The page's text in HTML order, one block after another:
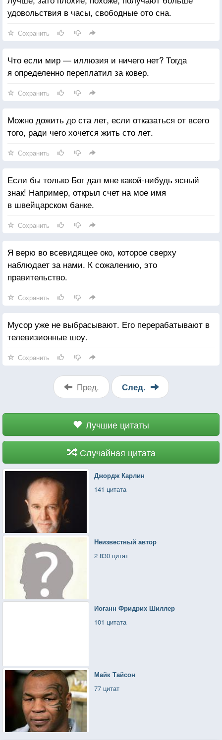
удовольствия в часы, свободные ото сна.
Сохранить
Что если мир — иллюзия и ничего нет? Тогда
я определенно переплатил за ковер.
Сохранить
Можно дожить до ста лет, если отказаться от всего
того, ради чего хочется жить сто лет.
Сохранить
Если бы только Бог дал мне какой-нибудь ясный
знак! Например, открыл счет на мое имя
в швейцарском банке.
Сохранить
Я верю во всевидящее око, которое сверху
наблюдает за нами. К сожалению, это
правительство.
Сохранить
Мусор уже не выбрасывают. Его перерабатывают в
телевизионные шоу.
Сохранить
Пред. След.
Лучшие цитаты
Случайная цитата
Джордж Карлин
141 цитата
Неизвестный автор
2 830 цитат
Иоганн Фридрих Шиллер
101 цитата
Майк Тайсон
77 цитат